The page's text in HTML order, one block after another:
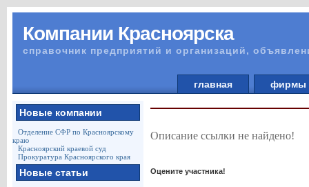
Компании Красноярска
справочник предприятий и организаций,
главная
Новые компании
Отделение СФР по Красноярскому
краю
Красноярский краевой суд
Прокуратура Красноярского края
Новые статьи
Описание ссылки не найдено!
Оцените участника!